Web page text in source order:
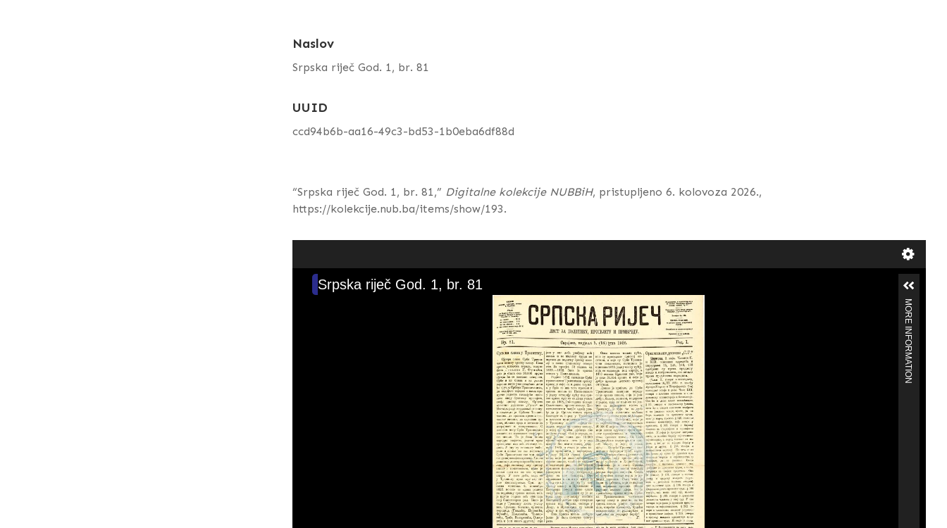
Naslov
Srpska riječ God. 1, br. 81
UUID
ccd94b6b-aa16-49c3-bd53-1b0eba6df88d
“Srpska riječ God. 1, br. 81,” Digitalne kolekcije NUBBiH, pristupljeno 6. kolovoza 2026.,
https://kolekcije.nub.ba/items/show/193.
Srpska riječ God. 1, br. 81
MORE INFORMATION